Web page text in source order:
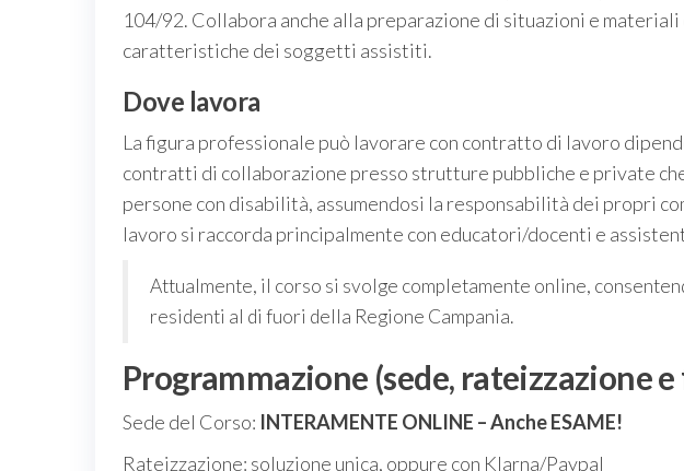
104/92. Collabora anche alla preparazione di situazioni e
caratteristiche dei soggetti assistiti.
Dove lavora
La figura professionale può lavorare con contratto di lavoro
contratti di collaborazione presso strutture pubbliche e private
persone con disabilità, assumendosi la responsabilità dei propri
lavoro si raccorda principalmente con educatori/docenti e
Attualmente, il corso si svolge completamente online,
residenti al di fuori della Regione Campania.
Programmazione (sede, rateizzazione
Sede del Corso: INTERAMENTE ONLINE – Anche ESAME!
Rateizzazione: soluzione unica, oppure con Klarna/Paypal